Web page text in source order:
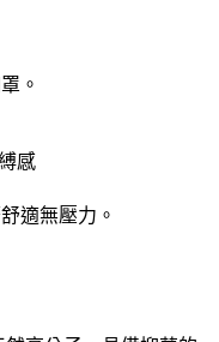
。
感
適無壓力。